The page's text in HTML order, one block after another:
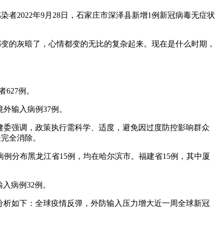
者2022年9月28日，石家庄市深泽县新增1例新冠病毒无症状
的灰暗了，心情都变的无比的复杂起来。现在是什么时期，
例。
输入病例37例。
强调，政策执行需科学、适度，避免因过度防控影响群众
全消除。
分布黑龙江省15例，均在哈尔滨市。福建省15例，其中厦
病例32例。
如下：全球疫情反弹，外防输入压力增大近一周全球新冠